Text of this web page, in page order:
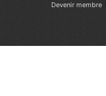
Devenir membre